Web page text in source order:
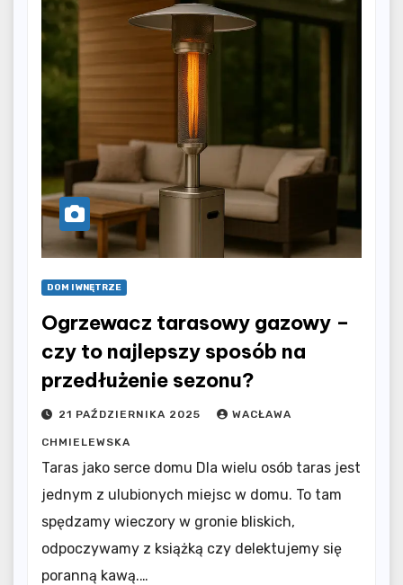
DOM I WNĘTRZE
Ogrzewacz tarasowy gazowy –
czy to najlepszy sposób na
przedłużenie sezonu?
21 PAŹDZIERNIKA 2025 WACŁAWA
CHMIELEWSKA
Taras jako serce domu Dla wielu osób taras jest
jednym z ulubionych miejsc w domu. To tam
spędzamy wieczory w gronie bliskich,
odpoczywamy z książką czy delektujemy się
poranną kawą.…